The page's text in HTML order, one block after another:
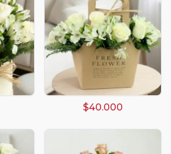
$40.000
Arreglos damasco